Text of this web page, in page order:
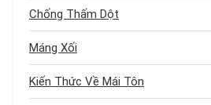
Chống Thấm Dột
Máng Xối
Kiến Thức Về Mái Tôn